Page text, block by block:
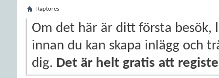
Raptores
Om det här är ditt första besök,
innan du kan skapa inlägg och
dig. Det är helt gratis att